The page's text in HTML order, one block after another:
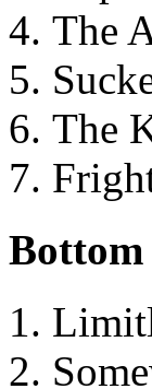
The
The
Bottom